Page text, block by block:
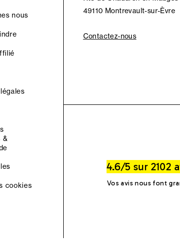
nous
&
cookies
49110 Montrevault-sur-Èvre
Contactez-nous
4.6/5 sur 2102
Vos avis nous font